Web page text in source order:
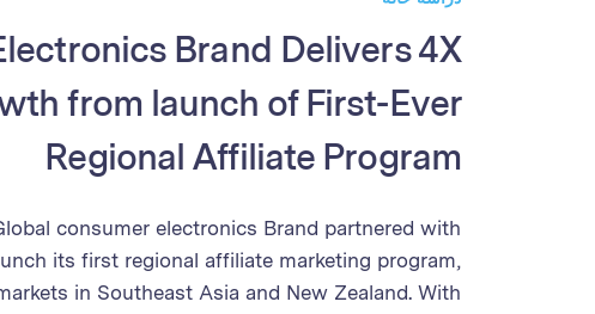
Brand Delivers 4X
from launch of First-Ever
Regional Affiliate Program
consumer electronics Brand partnered with
its first regional affiliate marketing program,
in Southeast Asia and New Zealand. With